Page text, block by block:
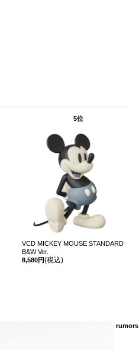
5位
VCD MICKEY MOUSE STANDARD
B&W Ver.
8,580円(税込)
rumors